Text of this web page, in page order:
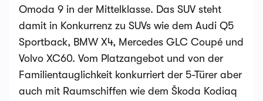
Omoda 9 in der Mittelklasse. Das SUV steht
damit in Konkurrenz zu SUVs wie dem Audi Q5
Sportback, BMW X4, Mercedes GLC Coupé und
Volvo XC60. Vom Platzangebot und von der
Familientauglichkeit konkurriert der 5-Türer aber
auch mit Raumschiffen wie dem Škoda Kodiaq